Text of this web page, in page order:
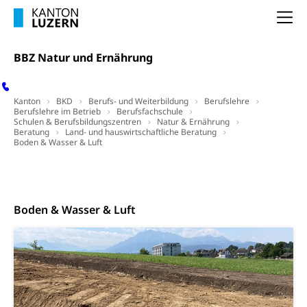
BBZ Natur und Ernährung
Kanton BKD Berufs- und Weiterbildung
Berufslehre
Berufslehre im Betrieb
Berufsfachschule
Schulen & Berufsbildungszentren
Natur & Ernährung
Beratung
Land- und hauswirtschaftliche Beratung
Boden & Wasser & Luft
Boden & Wasser & Luft
Freiwilliges Kindergarten Jahr
Kindergarten & Basisstufe
Gesundheit und Soziales
Konsumentenorganisation, parallele Einfuhr,
regionale Erschöpfung, nationale Erschöpfung,
internationale Erschöpfung, Preisabsprache, Kartell,
Cassis-deDijon-Prinzip
Krankenkasse
Krankenversicherung (WAS Luzern)
Prämienverbilligung (WAS Luzern)
Obligatorische Krankenversicherung (WAS
Lebensmittelsicherheit
sichere Lebensmittel, Lebensmittelkontrolle,
Lebensmittelhygiene, Produktesicherheit